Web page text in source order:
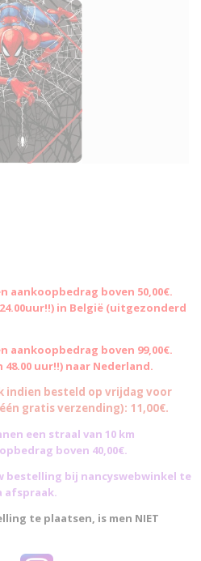
aankoopbedrag boven 50,00€.
in België (uitgezonderd
aankoopbedrag boven 99,00€.
uur!!) naar Nederland.
besteld op vrijdag voor
gratis verzending): 11,00€.
een straal van 10 km
boven 40,00€.
bestelling bij nancyswebwinkel te
afspraak.
te plaatsen, is men NIET